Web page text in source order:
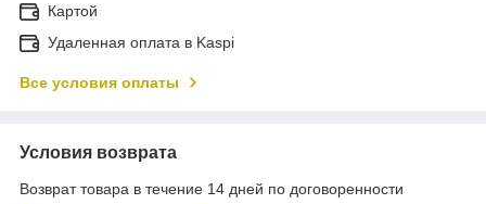
Картой
Удаленная оплата в Kaspi
Все условия оплаты
Условия возврата
Возврат товара в течение 14 дней по договоренности